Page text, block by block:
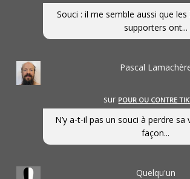
Souci : il me semble aussi que
supporters ont...
Pascal
sur POUR OU CONTRE
N’y a-t-il pas un souci à perdre sa
façon...
Quelqu'un